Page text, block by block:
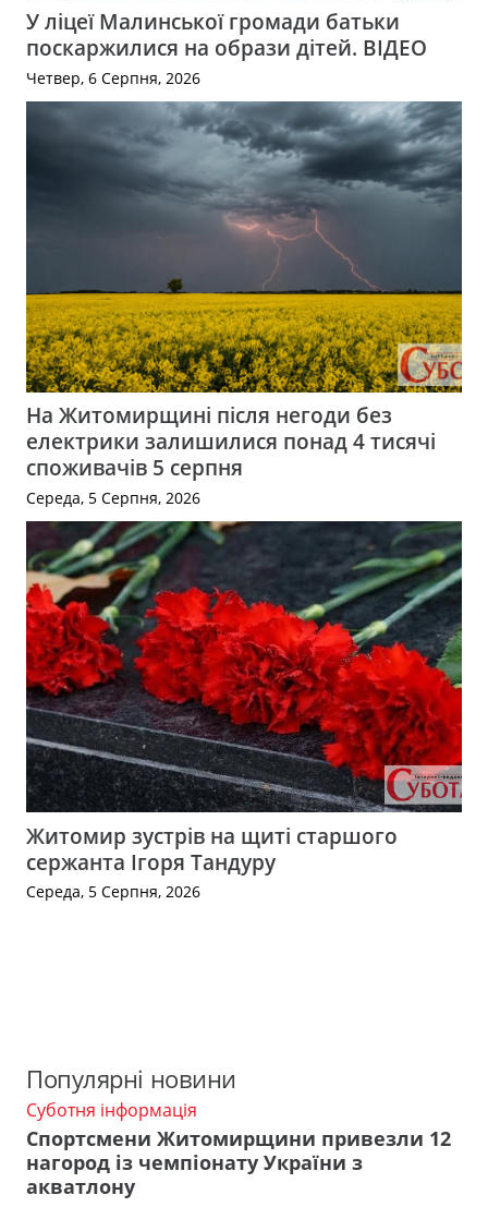
У ліцеї Малинської громади батьки
поскаржилися на образи дітей. ВІДЕО
Четвер, 6 Серпня, 2026
На Житомирщині після негоди без
електрики залишилися понад 4 тисячі
споживачів 5 серпня
Середа, 5 Серпня, 2026
Житомир зустрів на щиті старшого
сержанта Ігоря Тандуру
Середа, 5 Серпня, 2026
Популярні новини
Суботня інформація
Спортсмени Житомирщини привезли 12
нагород із чемпіонату України з
акватлону